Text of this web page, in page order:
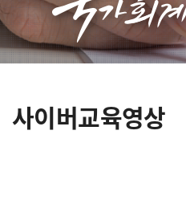
사이버교육영상